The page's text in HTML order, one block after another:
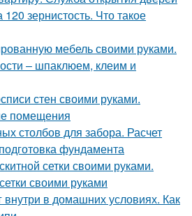
зернистость. Что такое
мебель своими руками.
– шпаклюем, клеим и
стен своими руками.
помещения
столбов для забора. Расчет
фундамента
сетки своими руками.
своими руками
внутри в домашних условиях. Как